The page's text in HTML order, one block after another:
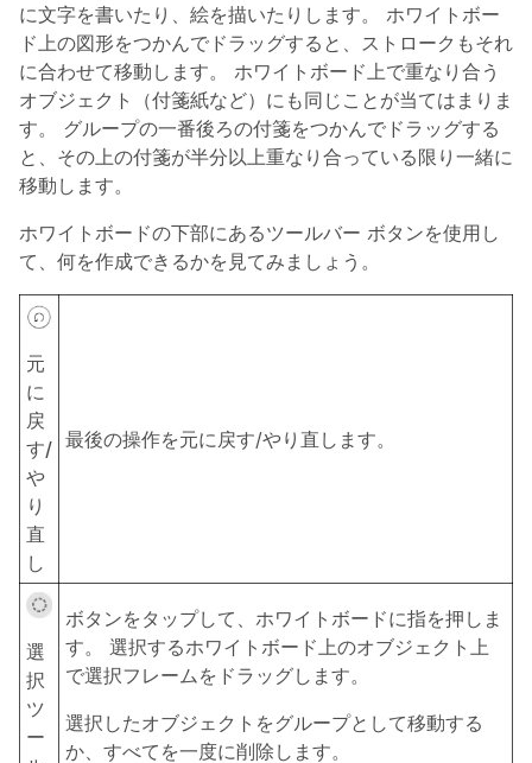
に文字を書いたり、絵を描いたりします。 ホワイトボー
ド上の図形をつかんでドラッグすると、ストロークもそれ
に合わせて移動します。 ホワイトボード上で重なり合う
オブジェクト（付箋紙など）にも同じことが当てはまりま
す。 グループの一番後ろの付箋をつかんでドラッグする
と、その上の付箋が半分以上重なり合っている限り一緒に
移動します。
ホワイトボードの下部にあるツールバー ボタンを使用し
て、何を作成できるかを見てみましょう。
元
に
戻
す/
や
り
直
し
最後の操作を元に戻す/やり直します。
選
択
ツ
ー
ボタンをタップして、ホワイトボードに指を押しま
す。 選択するホワイトボード上のオブジェクト上
で選択フレームをドラッグします。
選択したオブジェクトをグループとして移動する
か、すべてを一度に削除します。